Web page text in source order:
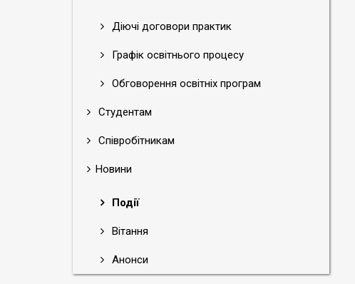
Діючі договори практик
Графік освітнього процесу
Обговорення освітніх програм
Студентам
Співробітникам
Новини
Події
Вітання
Анонси